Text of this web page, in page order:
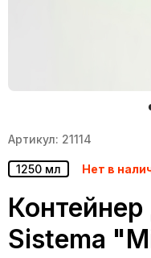
Артикул: 21114
1250 мл Нет в
Sistema